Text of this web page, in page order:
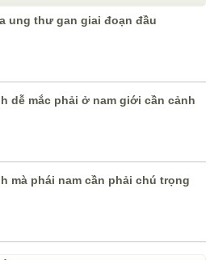
ung thư gan giai đoạn đầu
dễ mắc phải ở nam giới cần cảnh
mà phái nam cần phải chú trọng